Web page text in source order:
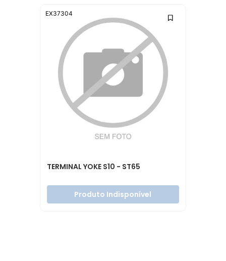
TERMINAL YOKE S10 - ST65
Produto Indisponível
EX37304